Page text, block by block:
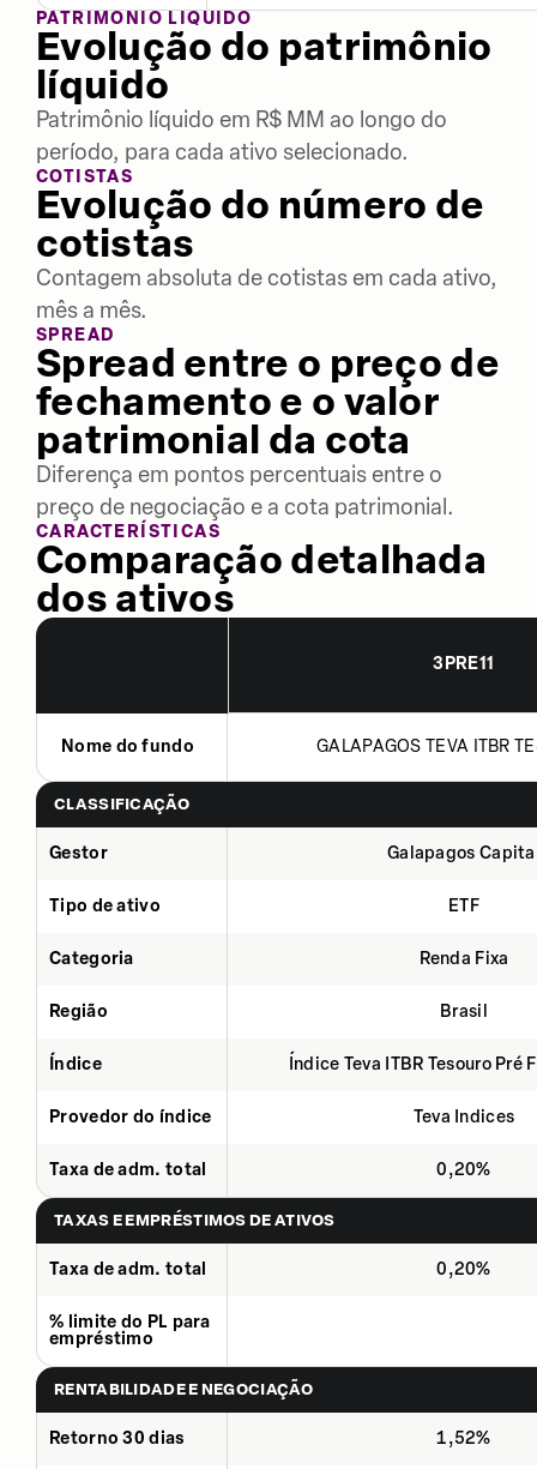
PATRIMÔNIO LÍQUIDO
Evolução do patrimônio
líquido
Patrimônio líquido em R$ MM ao longo do
período, para cada ativo selecionado.
COTISTAS
Evolução do número de
cotistas
Contagem absoluta de cotistas em cada ativo,
mês a mês.
SPREAD
Spread entre o preço de
fechamento e o valor
patrimonial da cota
Diferença em pontos percentuais entre o
preço de negociação e a cota patrimonial.
CARACTERÍSTICAS
Comparação detalhada
dos ativos
3PRE11
Nome do fundo GALAPAGOS TEVA ITBR
CLASSIFICAÇÃO
Gestor Galapagos
Tipo de ativo ETF
Categoria Renda Fixa
Região Brasil
Índice Índice Teva ITBR Tesouro Pré
Provedor do índice Teva Indices
Taxa de adm. total 0,20%
TAXAS E EMPRÉSTIMOS DE ATIVOS
Taxa de adm. total 0,20%
% limite do PL para
empréstimo
RENTABILIDADE E NEGOCIAÇÃO
Retorno 30 dias 1,52%